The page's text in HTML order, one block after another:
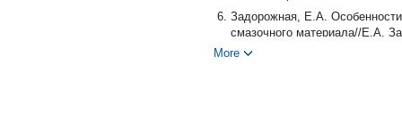
Задорожная, Е.А.
смазочного материала//Е.А.
-2011. -Т. 13, № 4 (3). -С. 733-
More